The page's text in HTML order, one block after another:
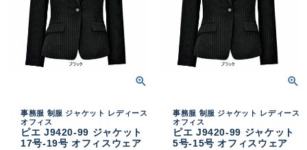
事務服 制服 ジャケット レディース
オフィス
ピエ J9420-99 ジャケット
17号-19号 オフィスウェア
事務服 制服 ジャケット レディース
オフィス
ピエ J9420-99 ジャケット
5号-15号 オフィスウェア